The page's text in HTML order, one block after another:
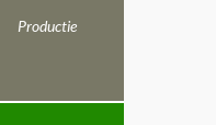
Productie